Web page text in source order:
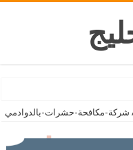
شركة-مكافحة-حشرات-بالدوادمي